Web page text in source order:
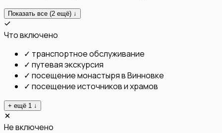
Показать все (2 ещё) ↓
Что включено
✓ транспортное обслуживание
✓ путевая экскурсия
✓ посещение монастыря в Винновке
✓ посещение источников и храмов
+ ещё 1 ↓
Не включено